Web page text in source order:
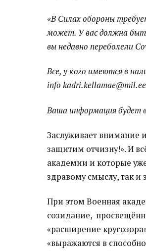
«В Силах обороны
может. У вас должна
вы недавно переболели
Все, у кого имеются в
info
Ваша информация будет
Заслуживает внимание
защитим отчизну!». И
академии и которые
здравому смыслу, так и
При этом Военная
созидание,
«расширение
«выражаются в